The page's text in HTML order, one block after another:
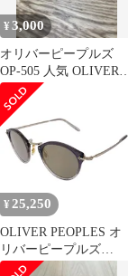
¥3,000
オリバーピープルズ
OP-505 人気 OLIVER
PEOPLES 付属品なし
¥ 25,250
OLIVER PEOPLES オ
リバーピープルズ
OV5184-S 143639 OP-